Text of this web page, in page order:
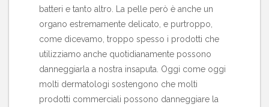
batteri e tanto altro. La pelle però è anche un
organo estremamente delicato, e purtroppo,
come dicevamo, troppo spesso i prodotti che
utilizziamo anche quotidianamente possono
danneggiarla a nostra insaputa. Oggi come oggi
molti dermatologi sostengono che molti
prodotti commerciali possono danneggiare la